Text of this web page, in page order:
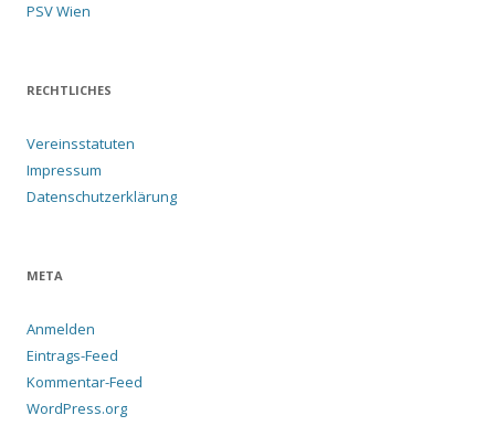
PSV Wien
RECHTLICHES
Vereinsstatuten
Impressum
Datenschutzerklärung
META
Anmelden
Eintrags-Feed
Kommentar-Feed
WordPress.org